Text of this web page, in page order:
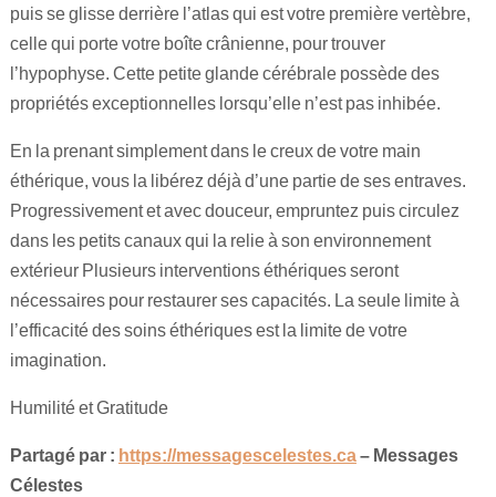
puis se glisse derrière l’atlas qui est votre première vertèbre,
celle qui porte votre boîte crânienne, pour trouver
l’hypophyse. Cette petite glande cérébrale possède des
propriétés exceptionnelles lorsqu’elle n’est pas inhibée.
En la prenant simplement dans le creux de votre main
éthérique, vous la libérez déjà d’une partie de ses entraves.
Progressivement et avec douceur, empruntez puis circulez
dans les petits canaux qui la relie à son environnement
extérieur Plusieurs interventions éthériques seront
nécessaires pour restaurer ses capacités. La seule limite à
l’efficacité des soins éthériques est la limite de votre
imagination.
Humilité et Gratitude
Partagé par : https://messagescelestes.ca – Messages
Célestes